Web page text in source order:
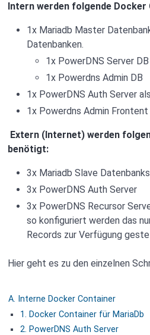
Intern werden folgende
1x Mariadb Master
Datenbanken.
1x PowerDNS Server DB
1x Powerdns Admin DB
1x PowerDNS Auth Server
1x Powerdns Admin Frontent
Extern (Internet) werden
benötigt:
3x Mariadb Slave
3x PowerDNS Auth Server
3x PowerDNS Recursor
so konfiguriert werden das
Records zur Verfügung
Hier geht es zu den einzelnen
A. Interne Docker Container
1. Docker Container für MariaDb
2. PowerDNS Auth Server